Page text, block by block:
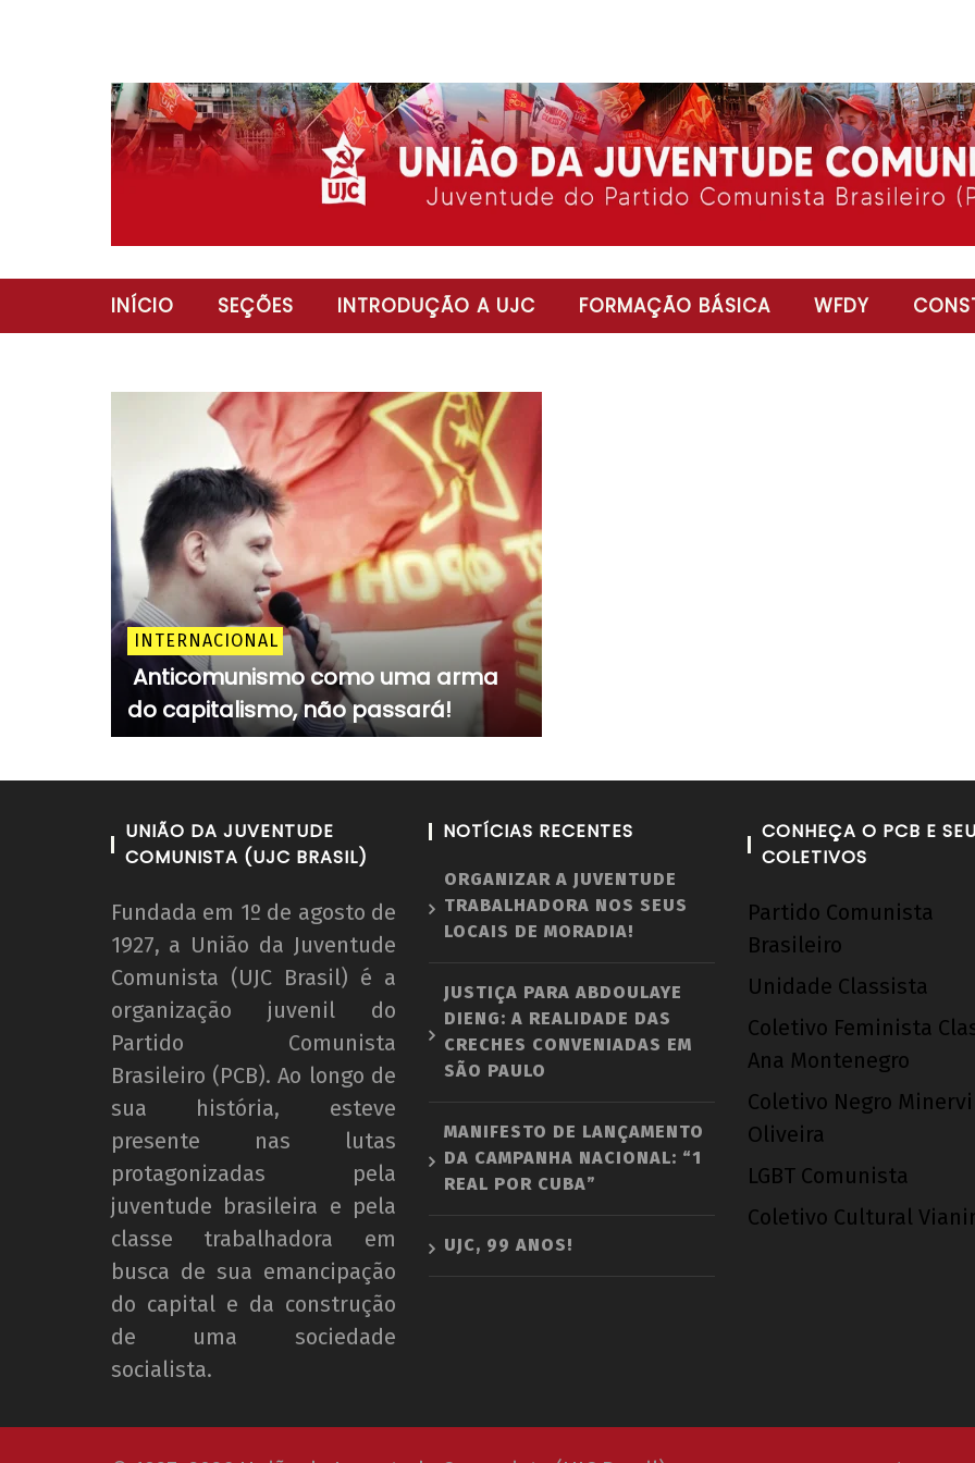
INÍCIO SEÇÕES INTRODUÇÃO A UJC FORMAÇÃO BÁSICA WFDY
INTERNACIONAL
Anticomunismo como uma arma
do capitalismo, não passará!
UNIÃO DA JUVENTUDE
COMUNISTA (UJC BRASIL)
Fundada em 1º de agosto de
1927, a União da Juventude
Comunista (UJC Brasil) é a
organização juvenil do
Partido Comunista
Brasileiro (PCB). Ao longo de
sua história, esteve
presente nas lutas
protagonizadas pela
juventude brasileira e pela
classe trabalhadora em
busca de sua emancipação
do capital e da construção
de uma sociedade
socialista.
NOTÍCIAS RECENTES
ORGANIZAR A JUVENTUDE
TRABALHADORA NOS SEUS
LOCAIS DE MORADIA!
JUSTIÇA PARA ABDOULAYE
DIENG: A REALIDADE DAS
CRECHES CONVENIADAS EM
SÃO PAULO
MANIFESTO DE LANÇAMENTO
DA CAMPANHA NACIONAL: “1
REAL POR CUBA”
UJC, 99 ANOS!
CONHEÇA O PCB E
COLETIVOS
Partido Comunista
Brasileiro
Unidade Classista
Coletivo Feminista
Ana Montenegro
Coletivo Negro
Oliveira
LGBT Comunista
Coletivo Cultural